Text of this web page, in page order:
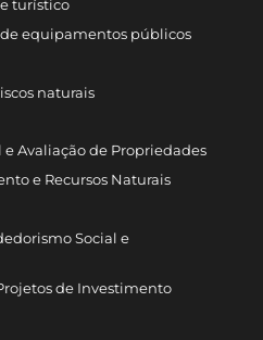
turístico
equipamentos públicos
naturais
Avaliação de Propriedades
e Recursos Naturais
Social e
de Investimento